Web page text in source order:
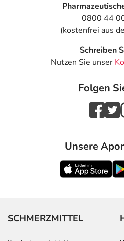
0800 44
(kostenfrei aus
Schreiben
Nutzen Sie unser
Folgen
Unsere
SCHMERZMITTEL